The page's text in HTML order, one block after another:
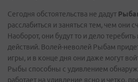
Сегодня обстоятельства не дадут
расслабиться и заняться тем, чем они
Наоборот, они будут то и дело
действий. Волей-неволей Рыбам
игры, и в конце дня они даже могут
Рыбы способны с удивлением
работает на удивление ясно и четко,